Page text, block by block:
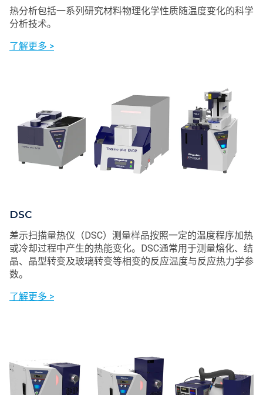
热分析包括一系列研究材料物理化学性质随温度变化的科学
分析技术。
了解更多 >
DSC
差示扫描量热仪（DSC）测量样品按照一定的温度程序加热
或冷却过程中产生的热能变化。DSC通常用于测量熔化、结
晶、晶型转变及玻璃转变等相变的反应温度与反应热力学参
数。
了解更多 >